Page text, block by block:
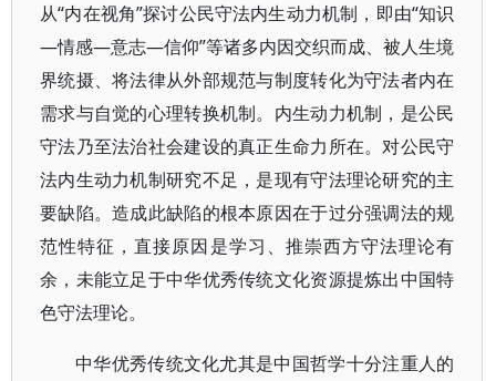
从“内在视角”探讨公民守法内生动力机制，即由“知识
—情感—意志—信仰”等诸多内因交织而成、被人生境
界统摄、将法律从外部规范与制度转化为守法者内在
需求与自觉的心理转换机制。内生动力机制，是公民
守法乃至法治社会建设的真正生命力所在。对公民守
法内生动力机制研究不足，是现有守法理论研究的主
要缺陷。造成此缺陷的根本原因在于过分强调法的规
范性特征，直接原因是学习、推崇西方守法理论有
余，未能立足于中华优秀传统文化资源提炼出中国特
色守法理论。
中华优秀传统文化尤其是中国哲学十分注重人的